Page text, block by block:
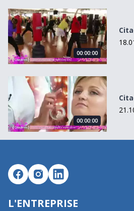
Citadines du 18.01.12
00:00:00
Citadines du 21.10.11
00:00:00
L'ENTREPRISE